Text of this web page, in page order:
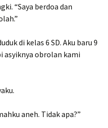
“Saya berdoa dan
di kelas 6 SD. Aku baru 9
asyiknya obrolan kami
aneh. Tidak apa?”